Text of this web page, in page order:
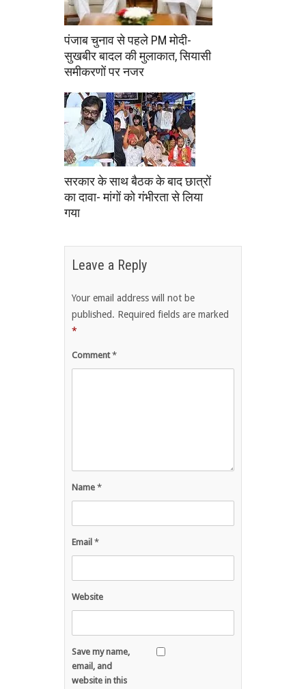
पंजाब चुनाव से पहले PM मोदी-
सुखबीर बादल की मुलाकात, सियासी
समीकरणों पर नजर
सरकार के साथ बैठक के बाद छात्रों
का दावा- मांगों को गंभीरता से लिया
गया
Leave a Reply
Your email address will not be
published. Required fields are marked
*
Comment*
Name *
Email *
Website
Save my name,
email, and
website in this